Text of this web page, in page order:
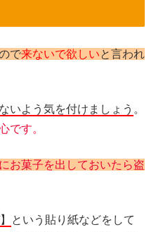
で来ないで欲しいと言われ
いよう気を付けましょう 。
です。
お菓子を出しておいたら盗
という貼り紙などをして